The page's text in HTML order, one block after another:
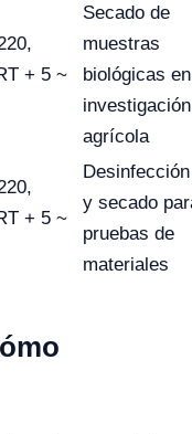
+ 5 ~
Secado de
muestras
biológicas en
investigación
agrícola
+ 5 ~
Desinfección
y secado
pruebas de
materiales